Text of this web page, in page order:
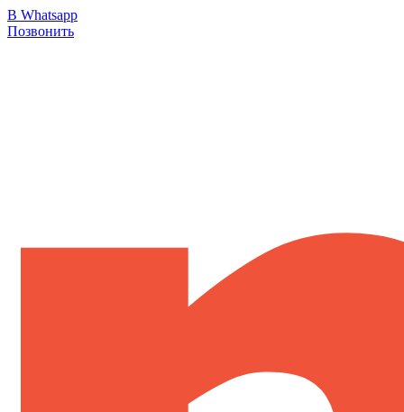
В Whatsapp
Позвонить